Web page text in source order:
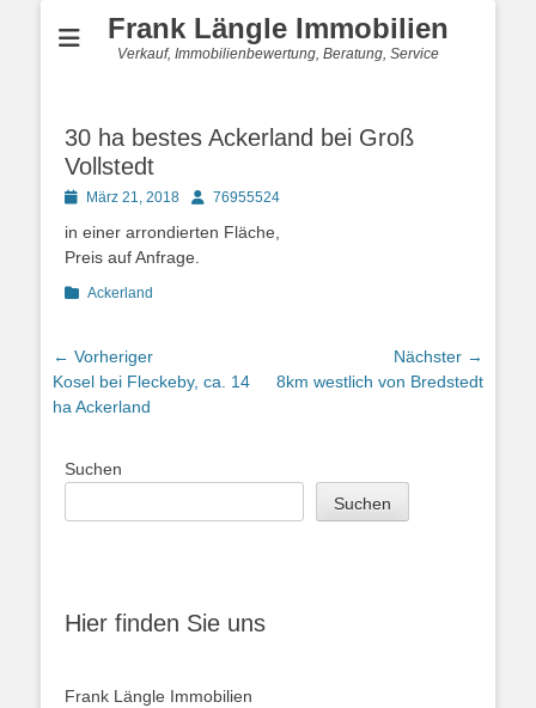
Frank Längle Immobilien
Verkauf, Immobilienbewertung, Beratung, Service
30 ha bestes Ackerland bei Groß
Vollstedt
PostedMärz 21, 2018 Autor76955524
in einer arrondierten Fläche,
Preis auf Anfrage.
Kategorien
Ackerland
Beitragsnavigation
← Vorheriger
Vorheriger
Beitrag:
Kosel bei Fleckeby, ca. 14
ha Ackerland
Nächster →
Nächster
8km westlich von Bredstedt
Suchen
Suchen
Hier finden Sie uns
Frank Längle Immobilien